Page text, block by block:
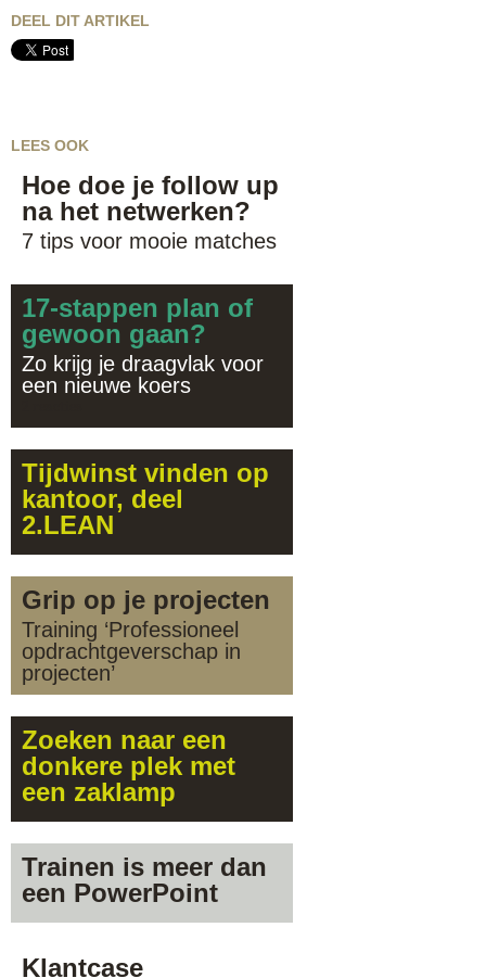
DEEL DIT ARTIKEL
LEES OOK
Hoe doe je follow up
na het netwerken?
7 tips voor mooie matches
17-stappen plan of
gewoon gaan?
Zo krijg je draagvlak voor
een nieuwe koers
Tijdwinst vinden op
kantoor, deel
2.LEAN
Grip op je projecten
Training ‘Professioneel
opdrachtgeverschap in
projecten’
Zoeken naar een
donkere plek met
een zaklamp
Trainen is meer dan
een PowerPoint
Klantcase